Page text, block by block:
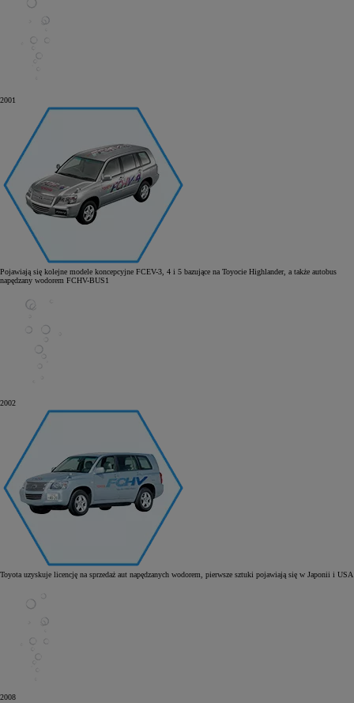
2001
Pojawiają się kolejne modele koncepcyjne FCEV-3, 4 i 5 bazujące na Toyocie Highlander, a także autobus
napędzany wodorem FCHV-BUS1
2002
Toyota uzyskuje licencję na sprzedaż aut napędzanych wodorem, pierwsze sztuki pojawiają się w Japonii i USA
2008